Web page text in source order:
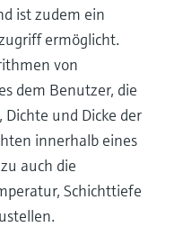
ist zudem ein
ermöglicht.
von
dem Benutzer, die
und Dicke der
innerhalb eines
auch die
Schichttiefe